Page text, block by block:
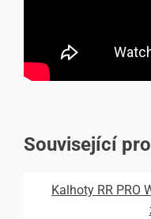
Související
Kalhoty RR PRO